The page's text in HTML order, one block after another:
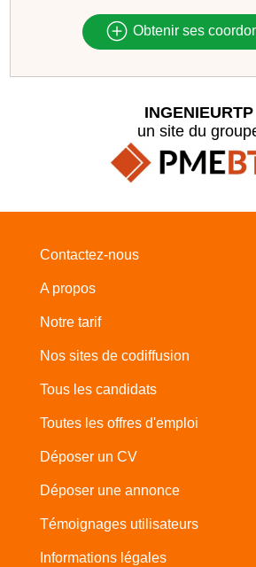
Obtenir ses
INGENIEURTP
un site du
Contactez-nous
A propos
Notre tarif
Nos sites de codiffusion
Tous les candidats
Toutes les offres d'emploi
Déposer un CV
Déposer une annonce
Témoignages utilisateurs
Informations légales